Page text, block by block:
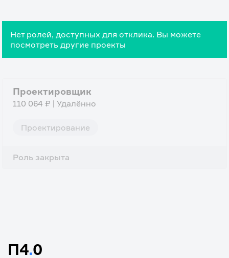
Нет ролей, доступных для отклика. Вы можете
посмотреть другие проекты
Проектировщик
110 064 ₽ | Удалённо
Проектирование
Роль закрыта
П4.0